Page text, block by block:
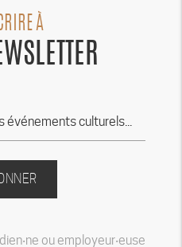
À
ou employeur‧euse